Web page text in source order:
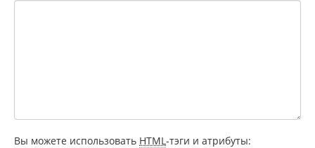
Вы можете использовать HTML -тэги и атрибуты: